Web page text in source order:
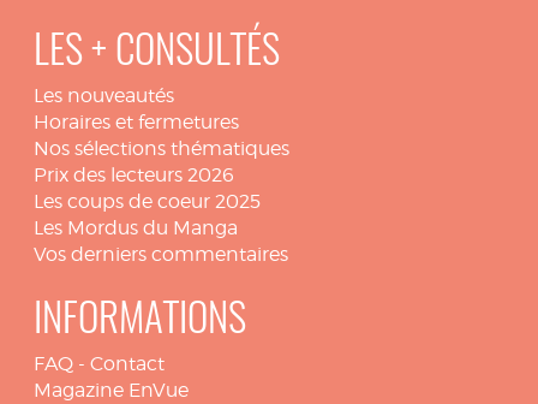
LES + CONSULTÉS
Les nouveautés
Horaires et fermetures
Nos sélections thématiques
Prix des lecteurs 2026
Les coups de coeur 2025
Les Mordus du Manga
Vos derniers commentaires
INFORMATIONS
FAQ - Contact
Magazine EnVue